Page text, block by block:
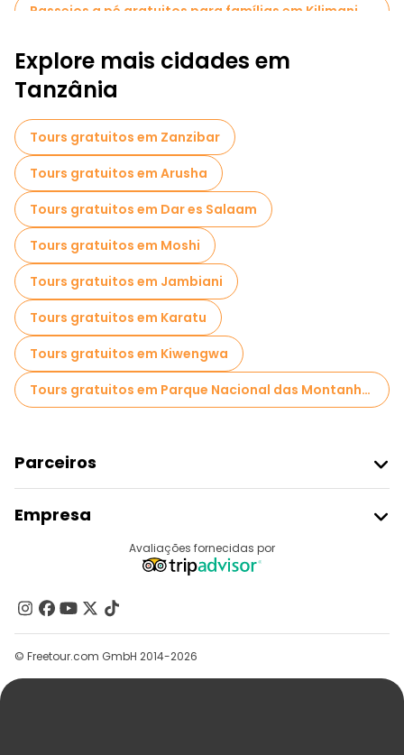
Atividades esportivas em Kilimanjaro
Visitas ao mercado em Kilimanjaro
Visitas de degustação locais em Kilimanjaro
Passeios gratuitos de um dia em Kilimanjaro
Passeios de bicicleta em Kilimanjaro
Passeios gastronômicos em Kilimanjaro
Passeios gratuitos perto MOSHI TANZANIA
Explore mais cidades em
Tanzânia
Tours gratuitos em Zanzibar
Tours gratuitos em Arusha
Tours gratuitos em Dar es Salaam
Tours gratuitos em Moshi
Tours gratuitos em Jambiani
Tours gratuitos em Karatu
Tours gratuitos em Kiwengwa
Tours gratuitos em Parque Nacional das Montanhas Udzungwa
Parceiros
Registo Do Fornecedor
Programa De Afiliados
Empresa
Contacte-Nos
Grupos
Ajuda
Avaliações fornecidas por
© Freetour.com GmbH 2014-2026